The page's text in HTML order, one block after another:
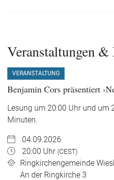
Veranstaltungen
VERANSTALTUNG
Benjamin Cors präsentiert
Lesung um 20:00 Uhr und um
Minuten.
04.09.2026
20:00 Uhr (CEST)
Ringkirchengemeinde
An der Ringkirche 3